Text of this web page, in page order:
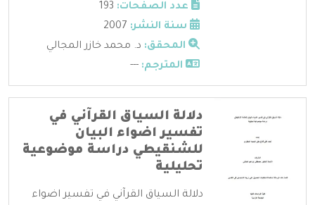
عدد الصفحات:
سنة النشر:
المحقق: د. محمد خازر المجالي
المترجم: ---
دلالة السياق القرآني في
تفسير اضواء البيان
للشنقيطي دراسة موضوعية
تحليلية
دلالة السياق القرآني في تفسير اضواء